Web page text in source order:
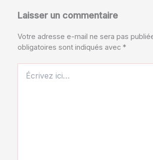
Laisser un commentaire
Votre adresse e-mail ne sera pas
obligatoires sont indiqués avec*
ici…